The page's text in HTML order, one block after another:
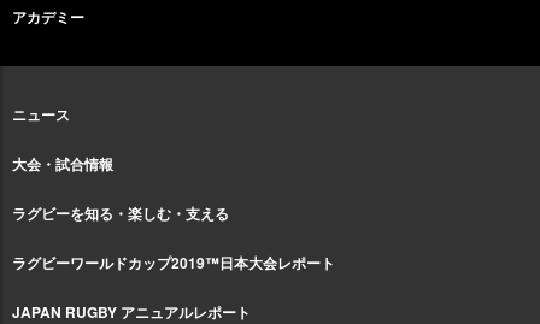
アカデミー
ニュース
大会・試合情報
ラグビーを知る・楽しむ・支える
ラグビーワールドカップ2019™日本大会レポート
JAPAN RUGBY アニュアルレポート